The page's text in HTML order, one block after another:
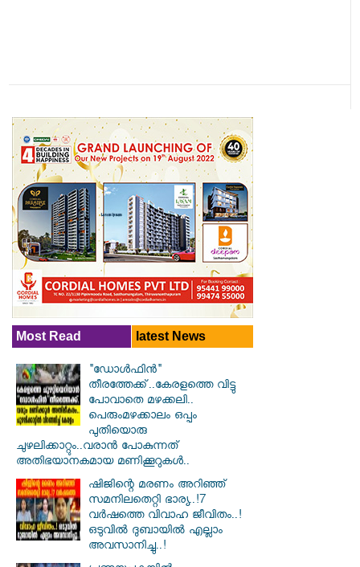
Most Read latest News
"ഡോൾഫിൻ"
തീരത്തേക്ക്..കേരളത്തെ വിട്ടു
പോവാതെ മഴക്കലി..
പെരുംമഴക്കാലം ഒപ്പം
പുതിയൊരു
ചുഴലിക്കാറ്റും..വരാൻ പോകുന്നത്
അതിഭയാനകമായ മണിക്കൂറുകൾ..
ഷിജിന്റെ മരണം അറിഞ്ഞ്
സമനിലതെറ്റി ഭാര്യ..!7
വർഷത്തെ വിവാഹ ജീവിതം..!
ഒടുവിൽ ദുബായിൽ എല്ലാം
അവസാനിച്ചു..!